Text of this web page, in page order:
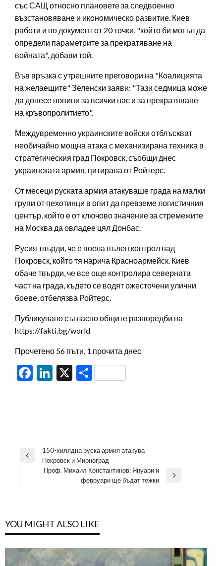
със САЩ относно плановете за следвоенно
възстановяване и икономическо развитие. Киев
работи и по документ от 20 точки, "който би могъл да
определи параметрите за прекратяване на
войната", добави той.
Във връзка с утрешните преговори на "Коалицията
на желаещите" Зеленски заяви: "Тази седмица може
да донесе новини за всички нас и за прекратяване
на кръвопролитието".
Междувременно украинските войски отблъскват
необичайно мощна атака с механизирана техника в
стратегическия град Покровск, съобщи днес
украинската армия, цитирана от Ройтерс.
От месеци руската армия атакуваше града на малки
групи от пехотинци в опит да превземе логистичния
център, който е от ключово значение за стремежите
на Москва да овладее цял Донбас.
Русия твърди, че е поела пълен контрол над
Покровск, който тя нарича Красноармейск. Киев
обаче твърди, че все още контролира северната
част на града, където се водят ожесточени улични
боеве, отбелязва Ройтерс.
Публикувано съгласно общите разпоредби на
https://fakti.bg/world
Прочетено 56 пъти, 1 прочита днес
Facebook
LinkedIn
X Share
Навигация
Previous
150-хилядна руска армия атакува
Покровск и Мирноград
Проф. Михаил Константинов: Януари и
февруари ще бъдат тежки
YOU MIGHT ALSO LIKE